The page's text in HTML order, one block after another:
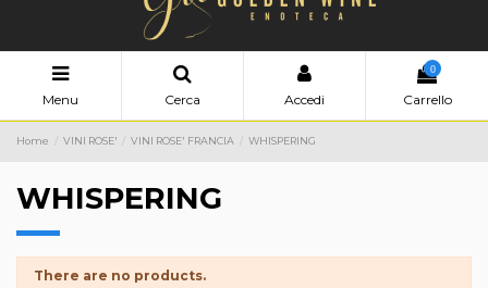
Menu Cerca Accedi
0
Carrello
Home VINI ROSE' VINI ROSE' FRANCIA WHISPERING
WHISPERING
There are no products.